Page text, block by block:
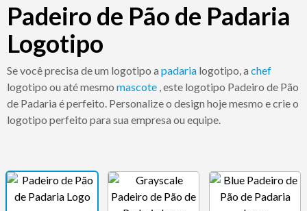
Padeiro de Pão de Padaria
Logotipo
Se você precisa de um logotipo a padaria logotipo, a chef
logotipo ou até mesmo mascote , este logotipo Padeiro de Pão
de Padaria é perfeito. Personalize o design hoje mesmo e crie o
logotipo perfeito para sua empresa ou equipe.